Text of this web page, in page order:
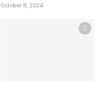
October 8, 2024